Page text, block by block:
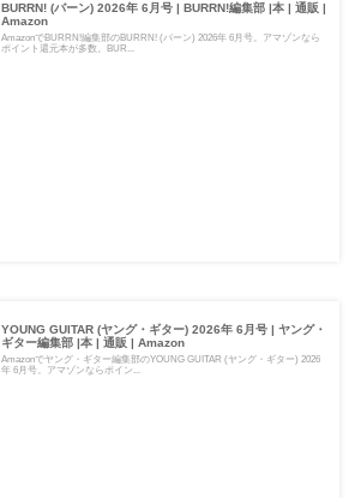
BURRN! (バーン) 2026年 6月号 | BURRN!編集部 |本 | 通販 |
Amazon
AmazonでBURRN!編集部のBURRN! (バーン) 2026年 6月号。アマゾンなら
ポイント還元本が多数。BUR...
YOUNG GUITAR (ヤング・ギター) 2026年 6月号 | ヤング・
ギター編集部 |本 | 通販 | Amazon
Amazonでヤング・ギター編集部のYOUNG GUITAR (ヤング・ギター) 2026
年 6月号。アマゾンならポイン...